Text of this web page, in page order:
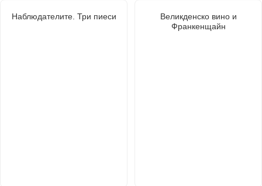
Наблюдателите. Три пиеси
Великденско вино и
Франкенщайн